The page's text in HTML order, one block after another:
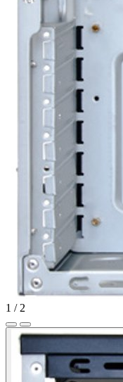
1 / 2